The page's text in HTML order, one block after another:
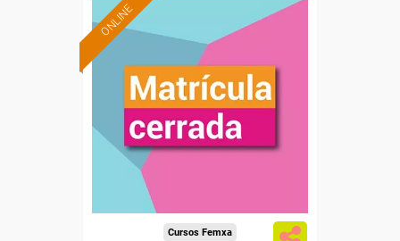
ONLINE
Cursos Femxa